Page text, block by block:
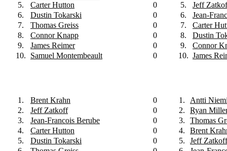
5.
Carter Hutton
0
6.
Dustin Tokarski
0
7.
Thomas Greiss
0
8.
Connor Knapp
0
9.
James Reimer
0
10.
Samuel Montembeault 0
5.
Jeff
6.
Jean-
7.
Carter
8.
Dustin
9.
Connor
10. James
1. Brent Krahn
0
2.
Jeff Zatkoff
0
3.
Jean-Francois Berube
0
4.
Carter Hutton
0
5.
Dustin Tokarski
0
1.
Antti
2.
Ryan
3.
Thomas
4.
Brent
5.
Jeff Zatkoff